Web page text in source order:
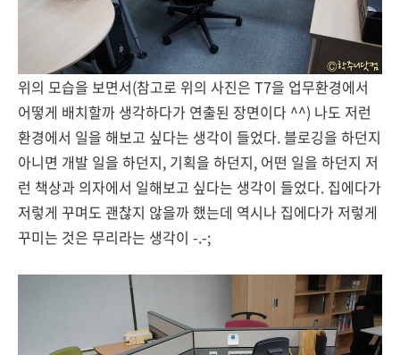
위의 모습을 보면서(참고로 위의 사진은 T7을 업무환경에서
어떻게 배치할까 생각하다가 연출된 장면이다 ^^) 나도 저런
환경에서 일을 해보고 싶다는 생각이 들었다. 블로깅을 하던지
아니면 개발 일을 하던지, 기획을 하던지, 어떤 일을 하던지 저
런 책상과 의자에서 일해보고 싶다는 생각이 들었다. 집에다가
저렇게 꾸며도 괜찮지 않을까 했는데 역시나 집에다가 저렇게
꾸미는 것은 무리라는 생각이 -.-;